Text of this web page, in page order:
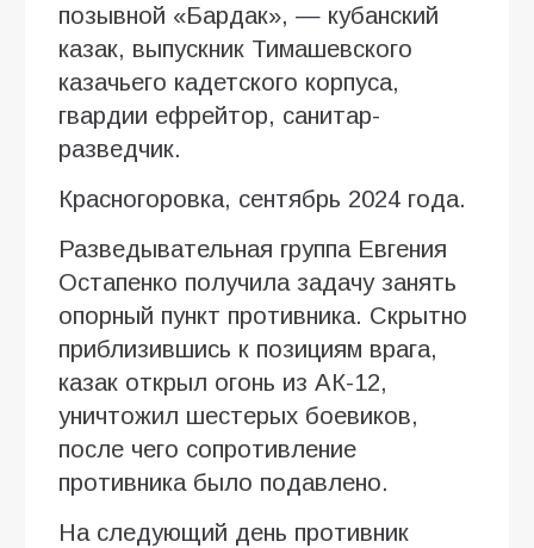
позывной «Бардак», — кубанский
казак, выпускник Тимашевского
казачьего кадетского корпуса,
гвардии ефрейтор, санитар-
разведчик.
Красногоровка, сентябрь 2024 года.
Разведывательная группа Евгения
Остапенко получила задачу занять
опорный пункт противника. Скрытно
приблизившись к позициям врага,
казак открыл огонь из АК-12,
уничтожил шестерых боевиков,
после чего сопротивление
противника было подавлено.
На следующий день противник